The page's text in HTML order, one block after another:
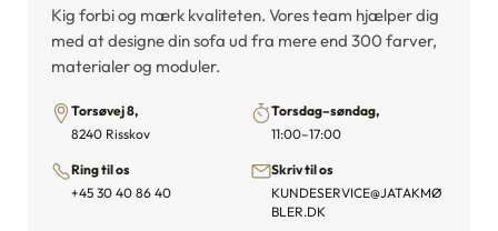
Shafiqa Mohamed
Verificeret køb
P
Kig forbi og mærk kvaliteten. Vores team hjælper dig
med at designe din sofa ud fra mere end 300 farver,
materialer og moduler.
Torsøvej 8,
8240 Risskov
Torsdag–søndag,
11:00–17:00
Ring til os
+45 30 40 86 40
Skriv til os
KUNDESERVICE@JATAKMØ
BLER.DK